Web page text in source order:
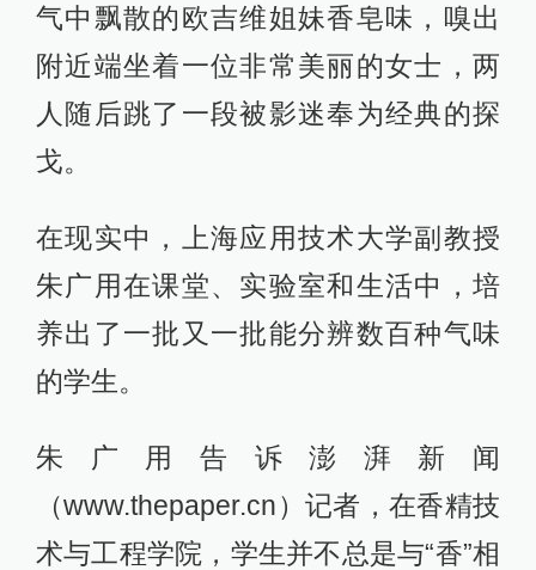
气中飘散的欧吉维姐妹香皂味，嗅出
附近端坐着一位非常美丽的女士，两
人随后跳了一段被影迷奉为经典的探
戈。
在现实中，上海应用技术大学副教授
朱广用在课堂、实验室和生活中，培
养出了一批又一批能分辨数百种气味
的学生。
朱广用告诉澎湃新闻
（www.thepaper.cn）记者，在香精技
术与工程学院，学生并不总是与“香”相